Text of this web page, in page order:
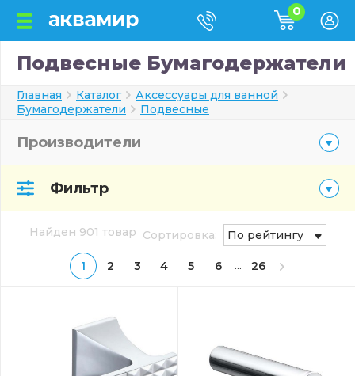
0
Подвесные Бумагодержатели
Главная Каталог
Аксессуары для ванной
Бумагодержатели
Подвесные
Производители
Фильтр
Найден 901 товар
1 2 3 4 5 6 ... 26
Сортировка: По рейтингу